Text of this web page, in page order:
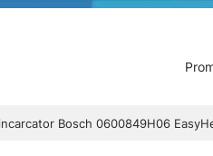
Bosch 0600849H06